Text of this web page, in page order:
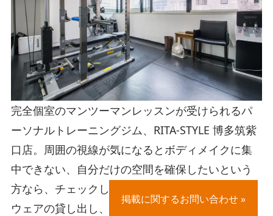
完全個室のマンツーマンレッスンが受けられるパ
ーソナルトレーニングジム、RITA-STYLE 博多筑紫
口店。周囲の視線が気になるとボディメイクに集
中できない、自分だけの空間を確保したいという
方なら、チェックしてみてください。
ウェアの貸し出し、そしてシャワールーム＆充実
掲載に関するお問い合わせ »